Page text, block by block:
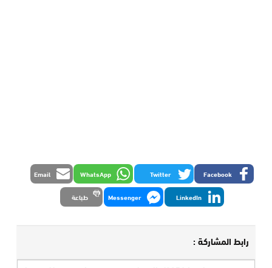
Facebook
Twitter
WhatsApp
Email
LinkedIn
Messenger طباعة
رابط المشاركة :